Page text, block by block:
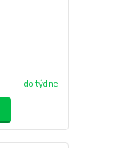
do týdne